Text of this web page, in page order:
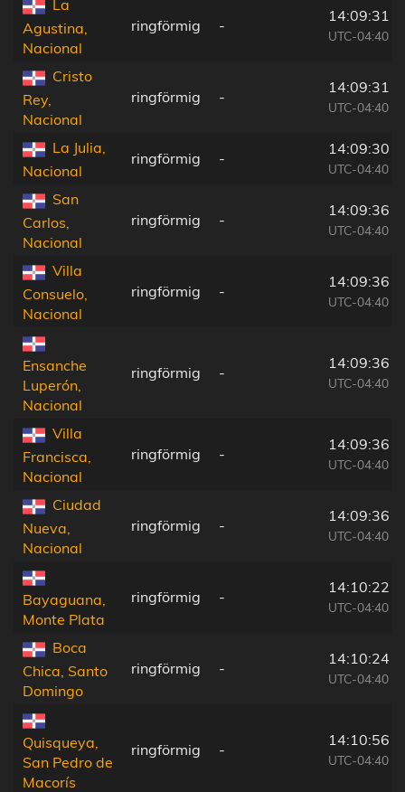
La
Agustina,
Nacional
ringförmig -
14:09:31
UTC-04:40
Cristo
Rey,
Nacional
ringförmig -
14:09:31
UTC-04:40
La Julia,
Nacional
ringförmig -
14:09:30
UTC-04:40
San
Carlos,
Nacional
ringförmig -
14:09:36
UTC-04:40
Villa
Consuelo,
Nacional
ringförmig -
14:09:36
UTC-04:40
Ensanche
Luperón,
Nacional
ringförmig -
14:09:36
UTC-04:40
Villa
Francisca,
Nacional
ringförmig -
14:09:36
UTC-04:40
Ciudad
Nueva,
Nacional
ringförmig -
14:09:36
UTC-04:40
Bayaguana,
Monte Plata
ringförmig -
14:10:22
UTC-04:40
Boca
Chica, Santo
Domingo
ringförmig -
14:10:24
UTC-04:40
Quisqueya,
San Pedro de
Macorís
ringförmig -
14:10:56
UTC-04:40